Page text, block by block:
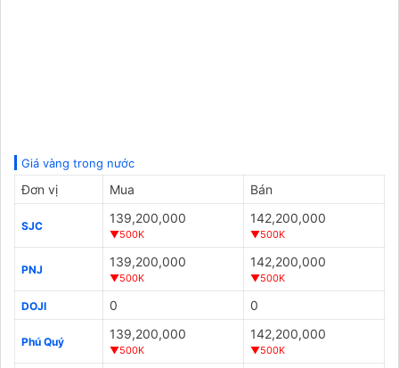
Giá vàng trong nước
Đơn vị Mua Bán
SJC
139,200,000
▼500K
142,200,000
▼500K
PNJ
139,200,000
▼500K
142,200,000
▼500K
DOJI 0 0
Phú Quý
139,200,000
▼500K
142,200,000
▼500K